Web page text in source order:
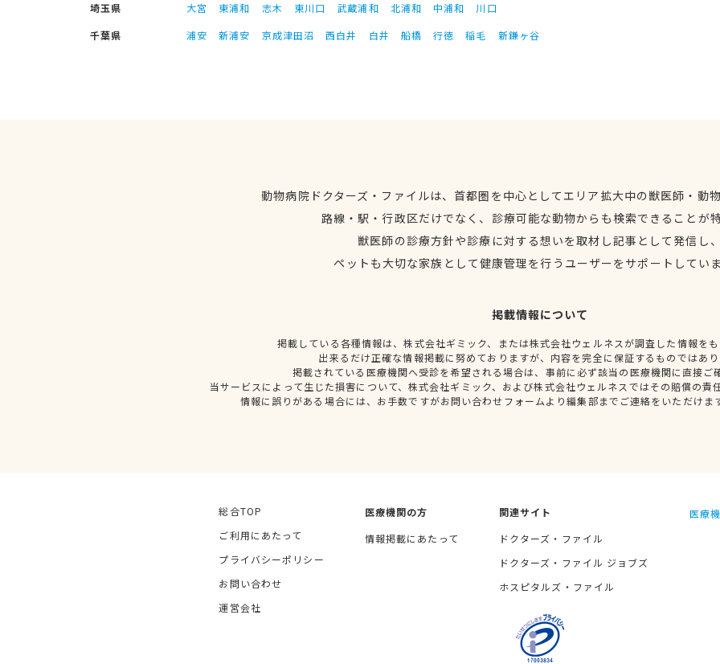
埼玉県
大宮 東浦和 志木 東川口 武蔵浦和 北浦和 中浦和
川口
千葉県
浦安 新浦安 京成津田沼 西白井 白井 船橋 行徳 稲毛 新鎌ヶ谷
動物病院ドクターズ・ファイルは、首都圏を中心としてエリア拡大中の獣医師・動
路線・駅・行政区だけでなく、診療可能な動物からも検索できることが
獣医師の診療方針や診療に対する想いを取材し記事として発信し
ペットも大切な家族として健康管理を行うユーザーをサポートしてい
掲載情報について
掲載している各種情報は、株式会社ギミック、または株式会社ウェルネスが調査した情報を
出来るだけ正確な情報掲載に努めておりますが、内容を完全に保証するものではあ
掲載されている医療機関へ受診を希望される場合は、事前に必ず該当の医療機関に直接ご
当サービスによって生じた損害について、株式会社ギミック、および株式会社ウェルネスではその賠償の責
情報に誤りがある場合には、お手数ですがお問い合わせフォームより編集部までご連絡をいただけま
総合TOP
ご利用にあたって
プライバシーポリシー
お問い合わせ
運営会社
医療機関の方
情報掲載にあたって
関連サイト
ドクターズ・ファイル
ドクターズ・ファイル ジョブズ
ホスピタルズ・ファイル
医療